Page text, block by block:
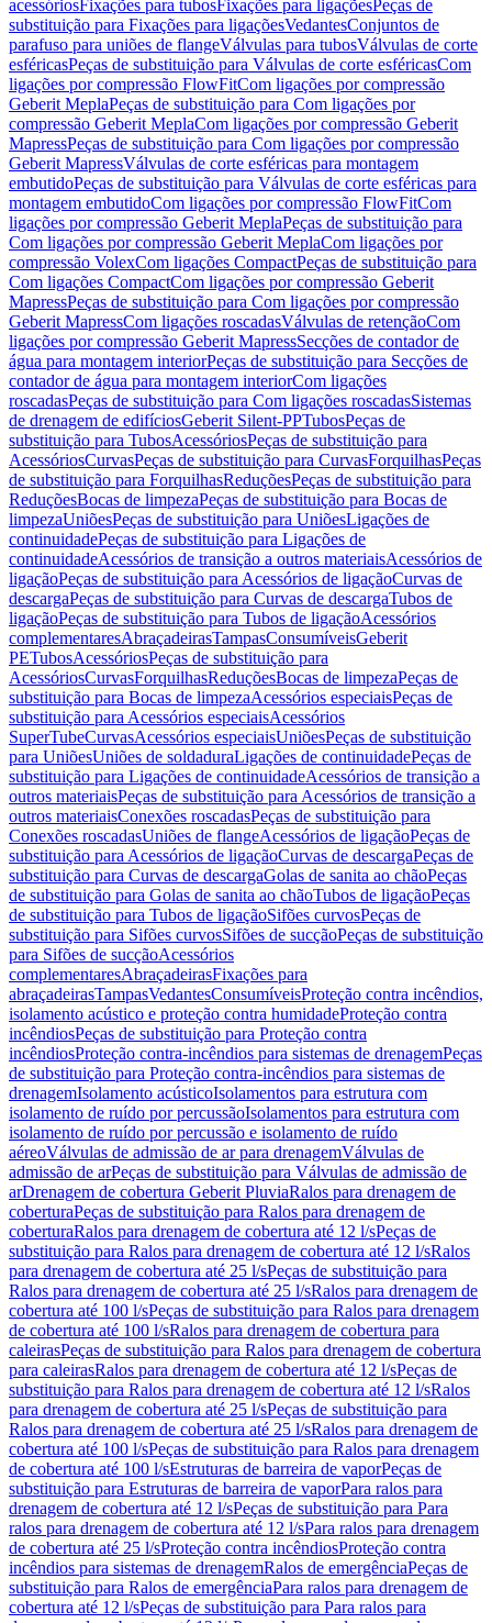
acessóriosFixações para tubosFixações para ligaçõesPeças de
substituição para Fixações para ligaçõesVedantesConjuntos de
parafuso para uniões de flangeVálvulas para tubosVálvulas de corte
esféricasPeças de substituição para Válvulas de corte esféricasCom
ligações por compressão FlowFitCom ligações por compressão
Geberit MeplaPeças de substituição para Com ligações por
compressão Geberit MeplaCom ligações por compressão Geberit
MapressPeças de substituição para Com ligações por compressão
Geberit MapressVálvulas de corte esféricas para montagem
embutidoPeças de substituição para Válvulas de corte esféricas para
montagem embutidoCom ligações por compressão FlowFitCom
ligações por compressão Geberit MeplaPeças de substituição para
Com ligações por compressão Geberit MeplaCom ligações por
compressão VolexCom ligações CompactPeças de substituição para
Com ligações CompactCom ligações por compressão Geberit
MapressPeças de substituição para Com ligações por compressão
Geberit MapressCom ligações roscadasVálvulas de retençãoCom
ligações por compressão Geberit MapressSecções de contador de
água para montagem interiorPeças de substituição para Secções de
contador de água para montagem interiorCom ligações
roscadasPeças de substituição para Com ligações roscadasSistemas
de drenagem de edifíciosGeberit Silent-PPTubosPeças de
substituição para TubosAcessóriosPeças de substituição para
AcessóriosCurvasPeças de substituição para CurvasForquilhasPeças
de substituição para ForquilhasReduçõesPeças de substituição para
ReduçõesBocas de limpezaPeças de substituição para Bocas de
limpezaUniõesPeças de substituição para UniõesLigações de
continuidadePeças de substituição para Ligações de
continuidadeAcessórios de transição a outros materiaisAcessórios de
ligaçãoPeças de substituição para Acessórios de ligaçãoCurvas de
descargaPeças de substituição para Curvas de descargaTubos de
ligaçãoPeças de substituição para Tubos de ligaçãoAcessórios
complementaresAbraçadeirasTampasConsumíveisGeberit
PETubosAcessóriosPeças de substituição para
AcessóriosCurvasForquilhasReduçõesBocas de limpezaPeças de
substituição para Bocas de limpezaAcessórios especiaisPeças de
substituição para Acessórios especiaisAcessórios
SuperTubeCurvasAcessórios especiaisUniõesPeças de substituição
para UniõesUniões de soldaduraLigações de continuidadePeças de
substituição para Ligações de continuidadeAcessórios de transição a
outros materiaisPeças de substituição para Acessórios de transição a
outros materiaisConexões roscadasPeças de substituição para
Conexões roscadasUniões de flangeAcessórios de ligaçãoPeças de
substituição para Acessórios de ligaçãoCurvas de descargaPeças de
substituição para Curvas de descargaGolas de sanita ao chãoPeças
de substituição para Golas de sanita ao chãoTubos de ligaçãoPeças
de substituição para Tubos de ligaçãoSifões curvosPeças de
substituição para Sifões curvosSifões de sucçãoPeças de substituição
para Sifões de sucçãoAcessórios
complementaresAbraçadeirasFixações para
abraçadeirasTampasVedantesConsumíveisProteção contra incêndios,
isolamento acústico e proteção contra humidadeProteção contra
incêndiosPeças de substituição para Proteção contra
incêndiosProteção contra-incêndios para sistemas de drenagemPeças
de substituição para Proteção contra-incêndios para sistemas de
drenagemIsolamento acústicoIsolamentos para estrutura com
isolamento de ruído por percussãoIsolamentos para estrutura com
isolamento de ruído por percussão e isolamento de ruído
aéreoVálvulas de admissão de ar para drenagemVálvulas de
admissão de arPeças de substituição para Válvulas de admissão de
arDrenagem de cobertura Geberit PluviaRalos para drenagem de
coberturaPeças de substituição para Ralos para drenagem de
coberturaRalos para drenagem de cobertura até 12 l/sPeças de
substituição para Ralos para drenagem de cobertura até 12 l/sRalos
para drenagem de cobertura até 25 l/sPeças de substituição para
Ralos para drenagem de cobertura até 25 l/sRalos para drenagem de
cobertura até 100 l/sPeças de substituição para Ralos para drenagem
de cobertura até 100 l/sRalos para drenagem de cobertura para
caleirasPeças de substituição para Ralos para drenagem de cobertura
para caleirasRalos para drenagem de cobertura até 12 l/sPeças de
substituição para Ralos para drenagem de cobertura até 12 l/sRalos
para drenagem de cobertura até 25 l/sPeças de substituição para
Ralos para drenagem de cobertura até 25 l/sRalos para drenagem de
cobertura até 100 l/sPeças de substituição para Ralos para drenagem
de cobertura até 100 l/sEstruturas de barreira de vaporPeças de
substituição para Estruturas de barreira de vaporPara ralos para
drenagem de cobertura até 12 l/sPeças de substituição para Para
ralos para drenagem de cobertura até 12 l/sPara ralos para drenagem
de cobertura até 25 l/sProteção contra incêndiosProteção contra
incêndios para sistemas de drenagemRalos de emergênciaPeças de
substituição para Ralos de emergênciaPara ralos para drenagem de
cobertura até 12 l/sPeças de substituição para Para ralos para